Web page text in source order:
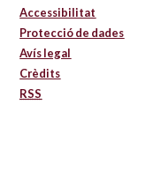
Accessibilitat
Protecció de dades
Avís legal
Crèdits
RSS